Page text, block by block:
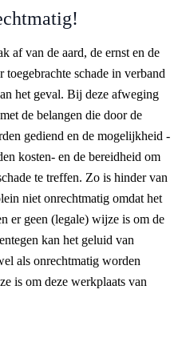
af van de aard, de ernst en de
schade in verband
het geval. Bij deze afweging
de belangen die door de
gediend en de mogelijkheid -
kosten- en de bereidheid om
te treffen. Zo is hinder van
niet onrechtmatig omdat het
er geen (legale) wijze is om de
kan het geluid van
als onrechtmatig worden
is om deze werkplaats van